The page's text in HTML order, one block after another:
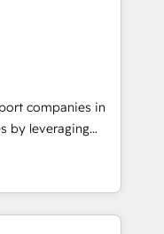
that sets your
Unlock your
et le pilotage
de données. 🚀
vos logiciels
🎓
companies in
by leveraging
marketing and
Our offer spans
in CRM
design, sales